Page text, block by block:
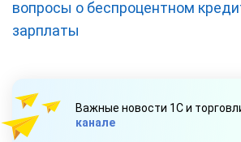
вопросы о беспроцентном
зарплаты
Важные новости 1С и
канале